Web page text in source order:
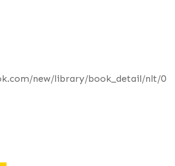
new/library/book_detail/nlt/0